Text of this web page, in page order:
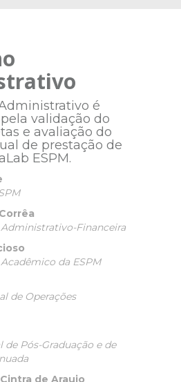
é
validação do
e avaliação do
de prestação de
ESPM.
Financeira
da ESPM
de Operações
Pós-Graduação e de
de Araujo